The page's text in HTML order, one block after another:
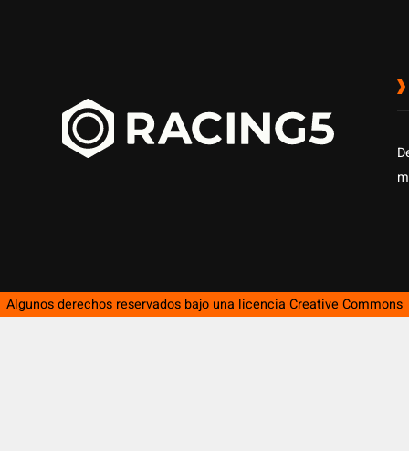
Algunos derechos reservados bajo una licencia Creative Commons